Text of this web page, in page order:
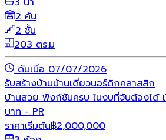
2 คัน
2 ชั้น
203 ตร.ม
ดันเมื่อ 07/07/2026
รับสร้างบ้านบ้านเดี่ยวนอร์ดิกคลาสสิก
บ้านสวย ฟังก์ชันครบ ในงบที่จับต้องได้
บาท - PR
ราคาเริ่มต้น฿2,000,000